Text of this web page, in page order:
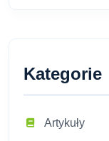
Kategorie
Artykuły